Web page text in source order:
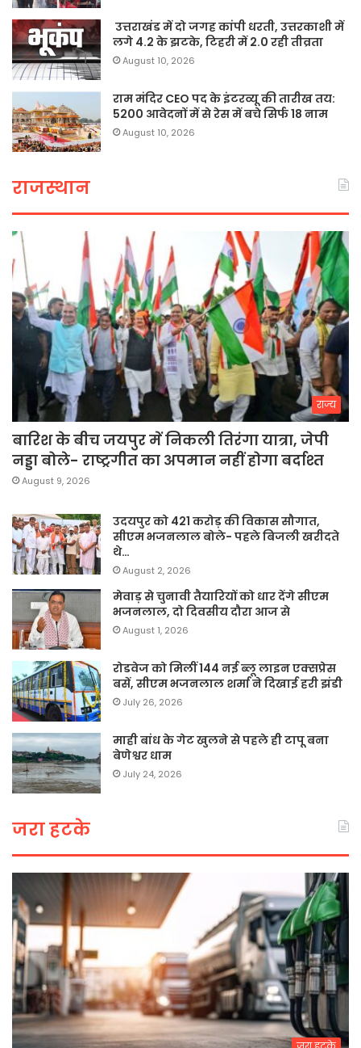
उत्तराखंड में दो जगह कांपी धरती, उत्तरकाशी में
लगे 4.2 के झटके, टिहरी में 2.0 रही तीव्रता
August 10, 2026
राम मंदिर CEO पद के इंटरव्यू की तारीख तय:
5200 आवेदनों में से रेस में बचे सिर्फ 18 नाम
August 10, 2026
राजस्थान
राज्य
बारिश के बीच जयपुर में निकली तिरंगा यात्रा, जेपी
नड्डा बोले- राष्ट्रगीत का अपमान नहीं होगा बर्दाश्त
August 9, 2026
उदयपुर को 421 करोड़ की विकास सौगात,
सीएम भजनलाल बोले- पहले बिजली खरीदते
थे…
August 2, 2026
मेवाड़ से चुनावी तैयारियों को धार देंगे सीएम
भजनलाल, दो दिवसीय दौरा आज से
August 1, 2026
रोडवेज को मिलीं 144 नई ब्लू लाइन एक्सप्रेस
बसें, सीएम भजनलाल शर्मा ने दिखाई हरी झंडी
July 26, 2026
माही बांध के गेट खुलने से पहले ही टापू बना
बेणेश्वर धाम
July 24, 2026
जरा हटके